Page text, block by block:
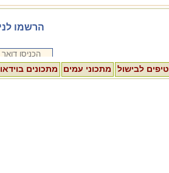
טיפים לבישול מתכוני עמים מתכונים בוידאו